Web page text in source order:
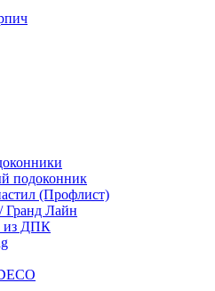
подоконник
(Профлист)
Гранд Лайн
из ДПК